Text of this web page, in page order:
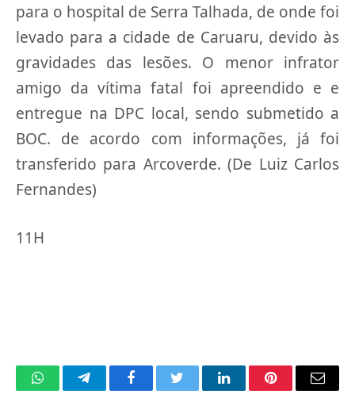
para o hospital de Serra Talhada, de onde foi
levado para a cidade de Caruaru, devido às
gravidades das lesões. O menor infrator
amigo da vítima fatal foi apreendido e e
entregue na DPC local, sendo submetido a
BOC. de acordo com informações, já foi
transferido para Arcoverde. (De Luiz Carlos
Fernandes)
11H
WhatsAppTelegramFacebookTwitter LinkedInPinterestEmail